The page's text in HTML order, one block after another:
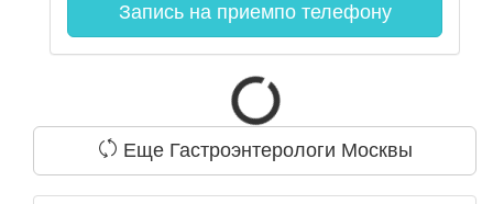
Запись на приемпо телефону
Еще Гастроэнтерологи Москвы